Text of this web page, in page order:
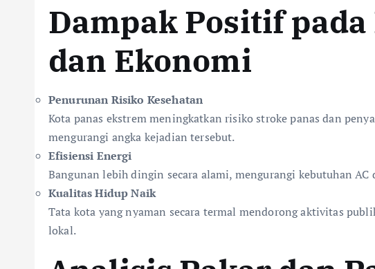
Dampak Positif
dan Ekonomi
Penurunan Risiko Kesehatan
Kota panas ekstrem meningkatkan risiko stroke panas dan
mengurangi angka kejadian tersebut.
Efisiensi Energi
Bangunan lebih dingin secara alami, mengurangi kebutuhan
Kualitas Hidup Naik
Tata kota yang nyaman secara termal mendorong aktivitas
lokal.